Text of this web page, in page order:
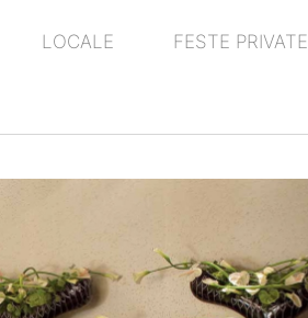
LOCALE FESTE PRIVATE